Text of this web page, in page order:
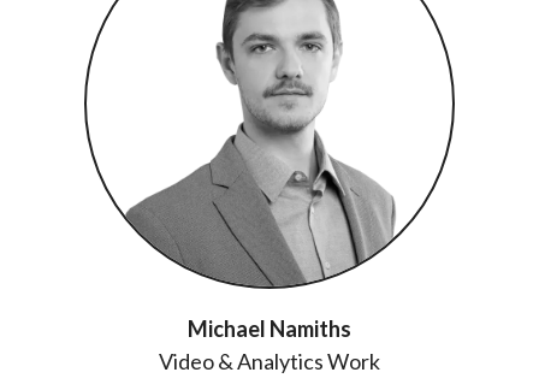
Michael Namiths
Video & Analytics Work